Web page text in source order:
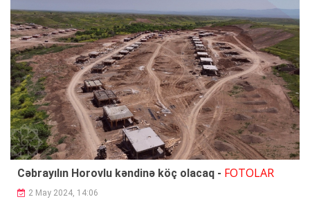
Cəbrayılın Horovlu kəndinə köç olacaq - FOTOLAR
2 May 2024, 14:06